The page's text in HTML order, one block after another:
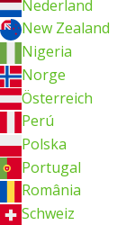
Nederland
New Zealand
Nigeria
Norge
Österreich
Perú
Polska
Portugal
România
Schweiz